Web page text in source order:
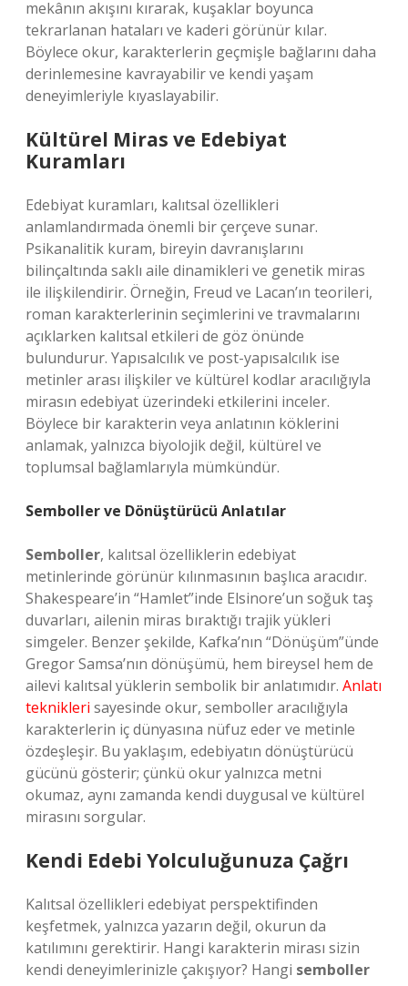
mekânın akışını kırarak, kuşaklar boyunca
tekrarlanan hataları ve kaderi görünür kılar.
Böylece okur, karakterlerin geçmişle bağlarını daha
derinlemesine kavrayabilir ve kendi yaşam
deneyimleriyle kıyaslayabilir.
Kültürel Miras ve Edebiyat
Kuramları
Edebiyat kuramları, kalıtsal özellikleri
anlamlandırmada önemli bir çerçeve sunar.
Psikanalitik kuram, bireyin davranışlarını
bilinçaltında saklı aile dinamikleri ve genetik miras
ile ilişkilendirir. Örneğin, Freud ve Lacan’ın teorileri,
roman karakterlerinin seçimlerini ve travmalarını
açıklarken kalıtsal etkileri de göz önünde
bulundurur. Yapısalcılık ve post-yapısalcılık ise
metinler arası ilişkiler ve kültürel kodlar aracılığıyla
mirasın edebiyat üzerindeki etkilerini inceler.
Böylece bir karakterin veya anlatının köklerini
anlamak, yalnızca biyolojik değil, kültürel ve
toplumsal bağlamlarıyla mümkündür.
Semboller ve Dönüştürücü Anlatılar
Semboller, kalıtsal özelliklerin edebiyat
metinlerinde görünür kılınmasının başlıca aracıdır.
Shakespeare’in “Hamlet”inde Elsinore’un soğuk taş
duvarları, ailenin miras bıraktığı trajik yükleri
simgeler. Benzer şekilde, Kafka’nın “Dönüşüm”ünde
Gregor Samsa’nın dönüşümü, hem bireysel hem de
ailevi kalıtsal yüklerin sembolik bir anlatımıdır. Anlatı
teknikleri sayesinde okur, semboller aracılığıyla
karakterlerin iç dünyasına nüfuz eder ve metinle
özdeşleşir. Bu yaklaşım, edebiyatın dönüştürücü
gücünü gösterir; çünkü okur yalnızca metni
okumaz, aynı zamanda kendi duygusal ve kültürel
mirasını sorgular.
Kendi Edebi Yolculuğunuza Çağrı
Kalıtsal özellikleri edebiyat perspektifinden
keşfetmek, yalnızca yazarın değil, okurun da
katılımını gerektirir. Hangi karakterin mirası sizin
kendi deneyimlerinizle çakışıyor? Hangi semboller